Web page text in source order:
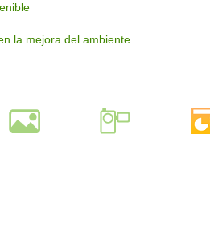
la mejora del ambiente